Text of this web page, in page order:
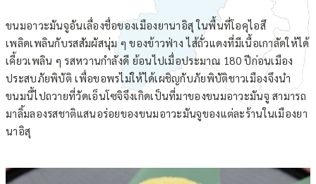
ขนมอาวะมันจูอันเลื่องชื่อของเมืองยานาอิสุ ในพื้นที่โอคุไอสึ
เพลิดเพลินกับรสสัมผัสนุ่ม ๆ ของข้าวฟ่าง ไส้ถั่วแดงที่มีเนื้อเกาลัดให้ได้
เคี้ยวเพลิน ๆ รสหวานกำลังดี ย้อนไปเมื่อประมาณ 180 ปีก่อนเมือง
ประสบภัยพิบัติ เพื่อขอพรไม่ให้ได้เผชิญกับภัยพิบัติชาวเมืองจึงนำ
ขนมนี้ไปถวายที่วัดเอ็นโซจิจึงเกิดเป็นที่มาของขนมอาวะมันจู สามารถ
มาลิ้มลองรสชาติแสนอร่อยของขนมอาวะมันจูของแต่ละร้านในเมืองยา
นาอิสุ